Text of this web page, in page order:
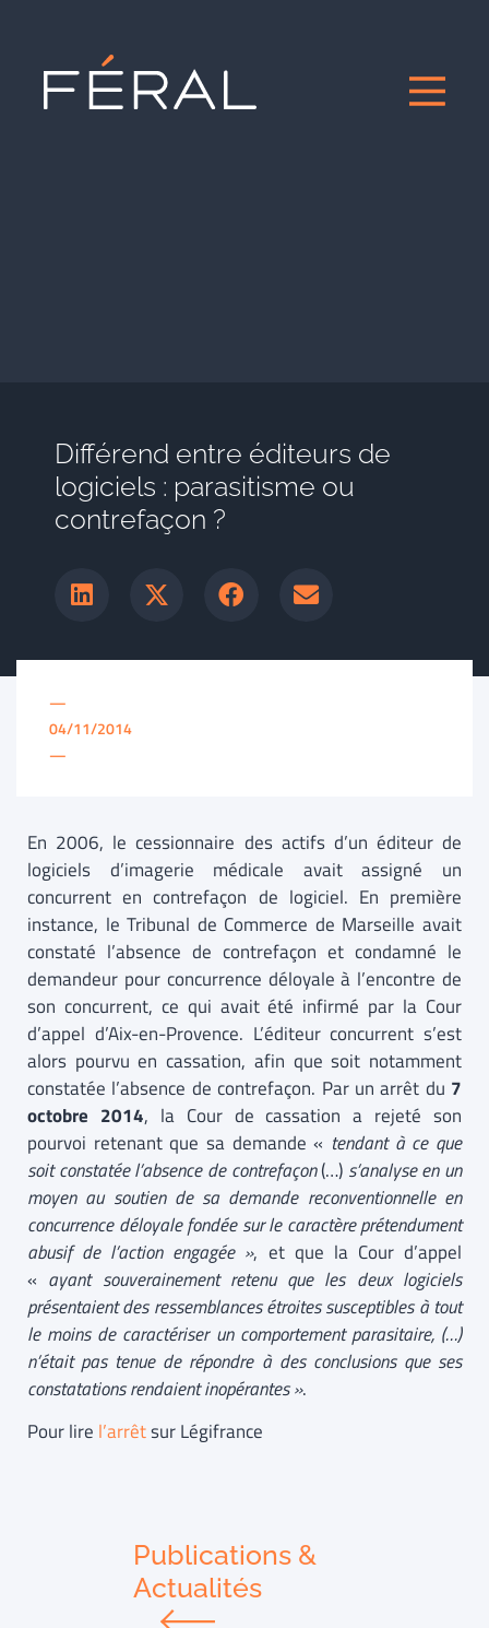
Différend entre éditeurs de
logiciels : parasitisme ou
contrefaçon ?
—
04/11/2014
—
En 2006, le cessionnaire des actifs d’un éditeur de
logiciels d’imagerie médicale avait assigné un
concurrent en contrefaçon de logiciel. En première
instance, le Tribunal de Commerce de Marseille avait
constaté l’absence de contrefaçon et condamné le
demandeur pour concurrence déloyale à l’encontre de
son concurrent, ce qui avait été infirmé par la Cour
d’appel d’Aix-en-Provence. L’éditeur concurrent s’est
alors pourvu en cassation, afin que soit notamment
constatée l’absence de contrefaçon. Par un arrêt du 7
octobre 2014, la Cour de cassation a rejeté son
pourvoi retenant que sa demande « tendant à ce que
soit constatée l’absence de contrefaçon(…) s’analyse en un
moyen au soutien de sa demande reconventionnelle en
concurrence déloyale fondée sur le caractère prétendument
abusif de l’action engagée », et que la Cour d’appel
« ayant souverainement retenu que les deux logiciels
présentaient des ressemblances étroites susceptibles à tout
le moins de caractériser un comportement parasitaire, (…)
n’était pas tenue de répondre à des conclusions que ses
constatations rendaient inopérantes ».
Pour lire l’arrêtsur Légifrance
Publications &
Actualités